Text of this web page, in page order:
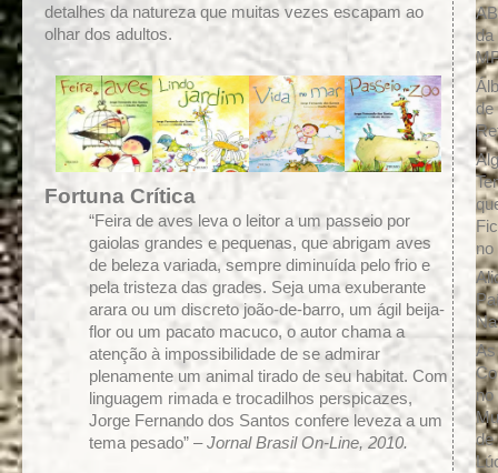
detalhes da natureza que muitas vezes escapam ao
olhar dos adultos.
Fortuna Crítica
“Feira de aves leva o leitor a um passeio por
gaiolas grandes e pequenas, que abrigam aves
de beleza variada, sempre diminuída pelo frio e
pela tristeza das grades. Seja uma exuberante
arara ou um discreto joão-de-barro, um ágil beija-
flor ou um pacato macuco, o autor chama a
atenção à impossibilidade de se admirar
plenamente um animal tirado de seu habitat. Com
linguagem rimada e trocadilhos perspicazes,
Jorge Fernando dos Santos confere leveza a um
tema pesado” –Jornal Brasil On-Line, 2010.
da
de
no
As
no
de